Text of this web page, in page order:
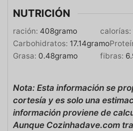
NUTRICIÓN
ración: 408gramo calorías:
Carbohidratos: 17.14gramo
Grasa: 0.48gramo fibras:
Nota: Esta información se proporciona como
cortesía y es solo una
información proviene de
Aunque Cozinhadave.com